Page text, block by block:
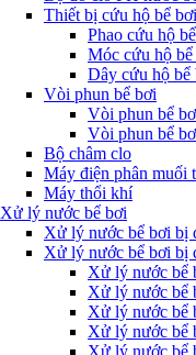
Thiết bị cứu hộ bể bơi
Phao cứu hộ
Móc cứu hộ bể
Dây cứu hộ bể
Vòi phun bể bơi
Vòi phun bể
Vòi phun bể
Bộ châm clo
Máy điện phân muối
Máy thổi khí
Xử lý nước bể bơi
Xử lý nước bể bơi bị
Xử lý nước bể bơi bị
Xử lý nước bể
Xử lý nước bể
Xử lý nước bể
Xử lý nước bể
Xử lý nước bể